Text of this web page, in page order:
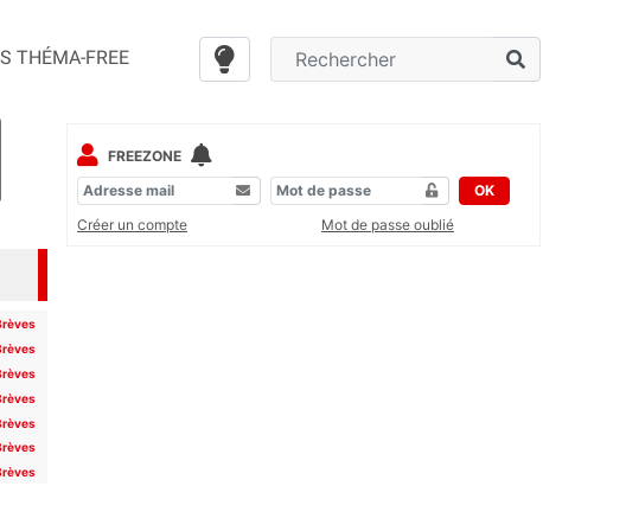
THÉMA-FREE
FREEZONE
OK
Créer un compte
Mot de passe oublié